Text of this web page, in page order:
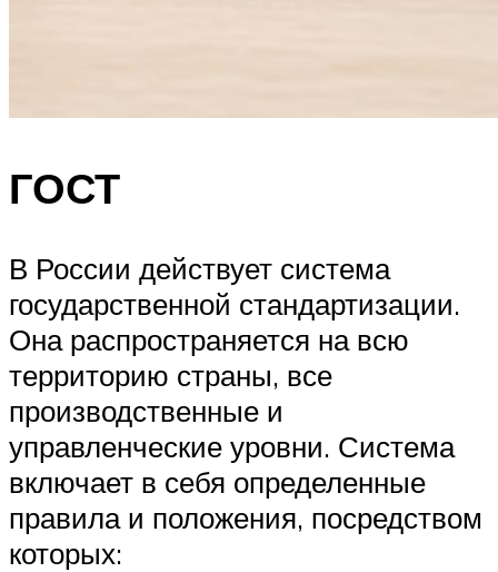
ГОСТ
В России действует система
государственной стандартизации.
Она распространяется на всю
территорию страны, все
производственные и
управленческие уровни. Система
включает в себя определенные
правила и положения, посредством
которых: